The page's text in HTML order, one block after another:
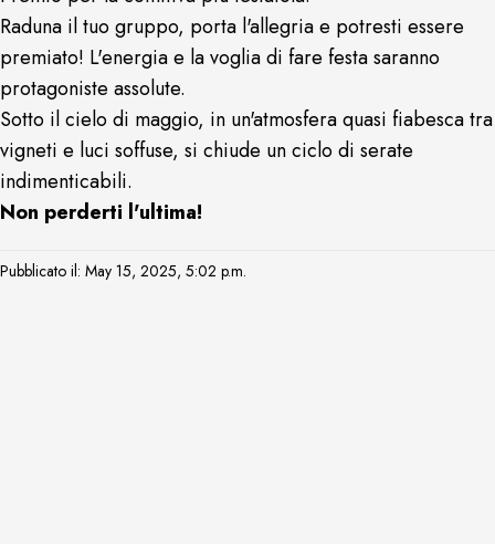
Raduna il tuo gruppo, porta l'allegria e potresti essere
premiato! L'energia e la voglia di fare festa saranno
protagoniste assolute.
Sotto il cielo di maggio, in un'atmosfera quasi fiabesca tra
vigneti e luci soffuse, si chiude un ciclo di serate
indimenticabili.
Non perderti l'ultima!
Pubblicato il: May 15, 2025, 5:02 p.m.